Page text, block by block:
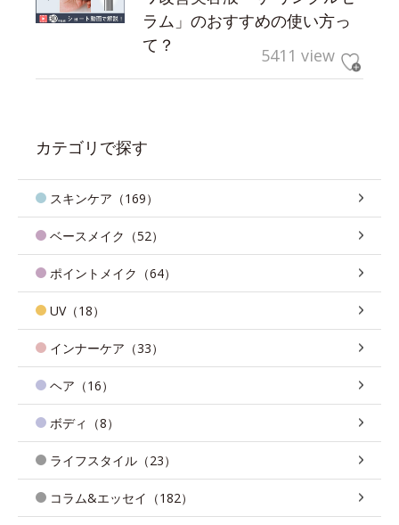
ラム」のおすすめの使い方っ
て？
5411 view
カテゴリで探す
スキンケア（169）
ベースメイク（52）
ポイントメイク（64）
UV（18）
インナーケア（33）
ヘア（16）
ボディ（8）
ライフスタイル（23）
コラム&エッセイ（182）